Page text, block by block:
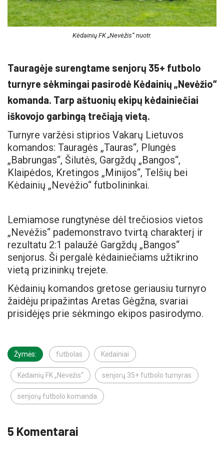
Kėdainių FK „Nevėžis“ nuotr.
Tauragėje surengtame senjorų 35+ futbolo
turnyre sėkmingai pasirodė Kėdainių „Nevėžio“
komanda. Tarp aštuonių ekipų kėdainiečiai
iškovojo garbingą trečiąją vietą.
Turnyre varžėsi stiprios Vakarų Lietuvos
komandos: Tauragės „Tauras“, Plungės
„Babrungas“, Šilutės, Gargždų „Bangos“,
Klaipėdos, Kretingos „Minijos“, Telšių bei
Kėdainių „Nevėžio“ futbolininkai.
Lemiamose rungtynėse dėl trečiosios vietos
„Nevėžis“ pademonstravo tvirtą charakterį ir
rezultatu 2:1 palaužė Gargždų „Bangos“
senjorus. Ši pergalė kėdainiečiams užtikrino
vietą prizininkų trejete.
Kėdainių komandos gretose geriausiu turnyro
žaidėju pripažintas Aretas Gėgžna, svariai
prisidėjęs prie sėkmingo ekipos pasirodymo.
Žymės: futbolas Kėdainiai
Kėdainių FK „Nevėžis“ senjorų 35+ futbolo turnyras
senjorų futbolo komanda
5 Komentarai